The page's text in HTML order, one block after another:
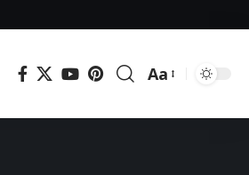
Μεγέθυνση
Aa